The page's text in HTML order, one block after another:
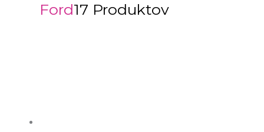
Ford17 Produktov